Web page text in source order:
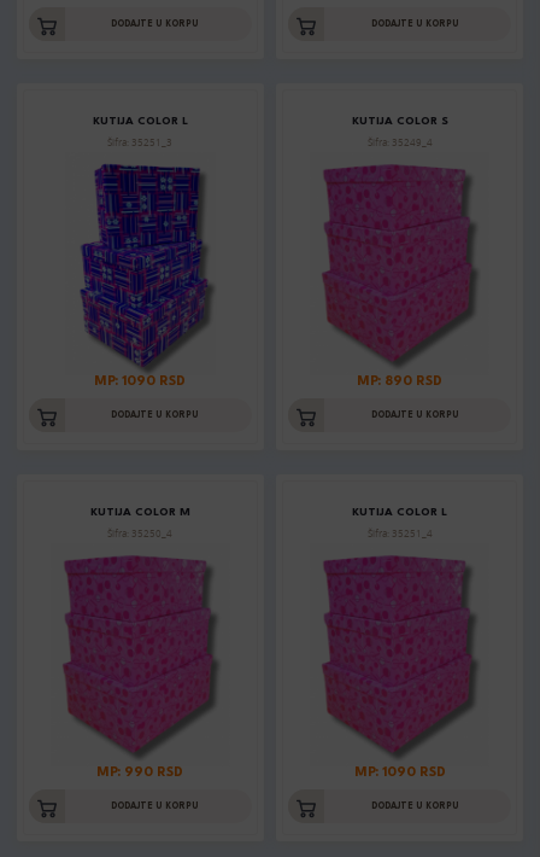
DODAJTE U KORPU DODAJTE U KORPU
KUTIJA COLOR L
Šifra: 35251_3
MP: 1090 RSD
DODAJTE U KORPU
KUTIJA COLOR S
Šifra: 35249_4
MP: 890 RSD
DODAJTE U KORPU
KUTIJA COLOR M
Šifra: 35250_4
MP: 990 RSD
DODAJTE U KORPU
KUTIJA COLOR L
Šifra: 35251_4
MP: 1090 RSD
DODAJTE U KORPU